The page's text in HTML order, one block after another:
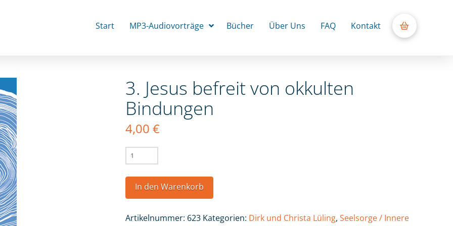
Start MP3-Audiovorträge Bücher Über Uns FAQ Kontakt
3. Jesus befreit von okkulten
Bindungen
4,00 €
3.
Jesus
befreit
von
In den Warenkorb
Artikelnummer: 623 Kategorien: Dirk und Christa Lüling, Seelsorge / Innere